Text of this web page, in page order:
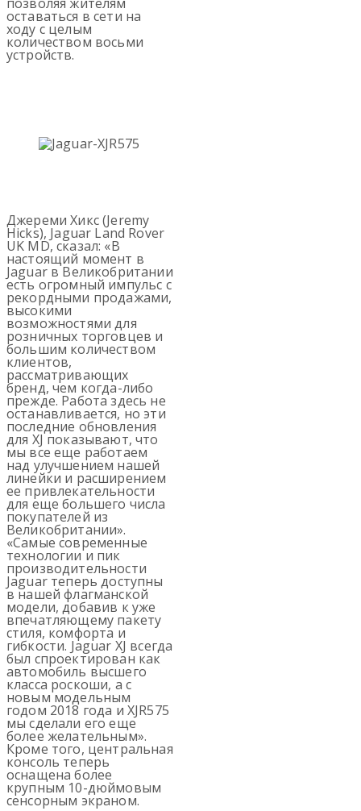
оставаться в сети на
ходу с целым
количеством восьми
устройств.
Джереми Хикс (Jeremy
Hicks), Jaguar Land Rover
UK MD, сказал: «В
настоящий момент в
Jaguar в Великобритании
есть огромный импульс с
рекордными продажами,
высокими
возможностями для
розничных торговцев и
большим количеством
клиентов,
рассматривающих
бренд, чем когда-либо
прежде. Работа здесь не
останавливается, но эти
последние обновления
для XJ показывают, что
мы все еще работаем
над улучшением нашей
линейки и расширением
ее привлекательности
для еще большего числа
покупателей из
Великобритании».
«Самые современные
технологии и пик
производительности
Jaguar теперь доступны
в нашей флагманской
модели, добавив к уже
впечатляющему пакету
стиля, комфорта и
гибкости. Jaguar XJ всегда
был спроектирован как
автомобиль высшего
класса роскоши, а с
новым модельным
годом 2018 года и XJR575
мы сделали его еще
более желательным».
Кроме того, центральная
консоль теперь
оснащена более
крупным 10-дюймовым
сенсорным экраном.